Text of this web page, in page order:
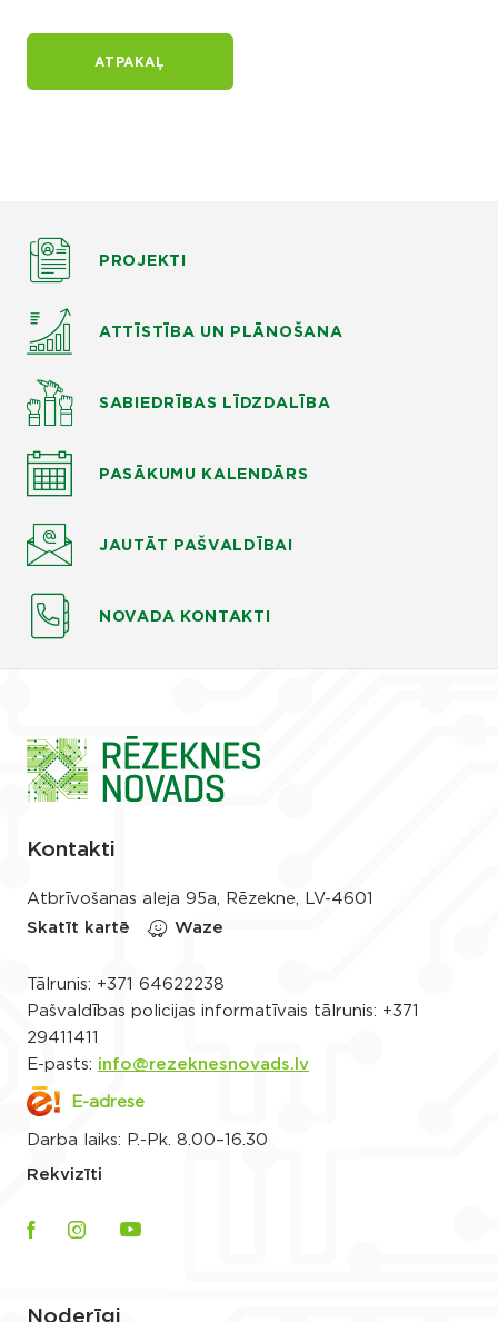
ATPAKAĻ
PROJEKTI
ATTĪSTĪBA UN PLĀNOŠANA
SABIEDRĪBAS LĪDZDALĪBA
PASĀKUMU KALENDĀRS
JAUTĀT PAŠVALDĪBAI
NOVADA KONTAKTI
Kontakti
Atbrīvošanas aleja 95a, Rēzekne, LV-4601
Skatīt kartē
Waze
Tālrunis: +371 64622238
Pašvaldības policijas informatīvais tālrunis: +371
29411411
E-pasts: info@rezeknesnovads.lv
E-adrese
Darba laiks: P.-Pk. 8.00–16.30
Rekvizīti
Noderīgi